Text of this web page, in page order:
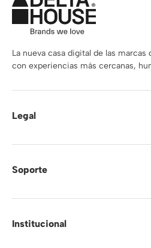
La nueva casa digital de las marcas
con experiencias más cercanas,
Legal
Soporte
Institucional